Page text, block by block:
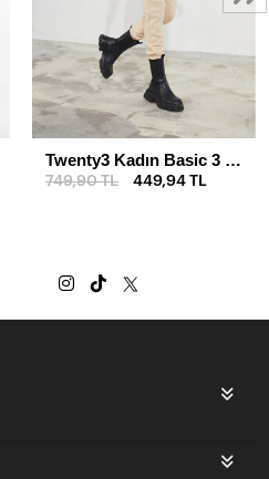
Twenty3 Kadın Basic 3 İplik Şardonlu Paçası Lastikli Kalın Jogger Eşofman Altı
749,90 TL 449,94 TL